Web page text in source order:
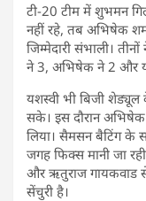
टी-20 टीम में शुभमन
नहीं रहे, तब अभिषेक
जिम्मेदारी संभाली।
ने 3, अभिषेक ने 2 और
यशस्वी भी बिजी शेड्यूल
सके। इस दौरान
लिया। सैमसन बैटिंग के
जगह फिक्स मानी जा
और ऋतुराज गायकवाड
सेंचुरी है।